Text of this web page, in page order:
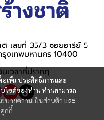
อเพิ่มประสิทธิภาพและ
ไซต์ของท่าน ท่านสามารถ
ยบายความเป็นส่วนตัว และ
กกี้
ติ เลขที่ 35/3 ซอยอารีย์ 5
งเทพมหานคร 10400
เวลาที่ปรากฎ